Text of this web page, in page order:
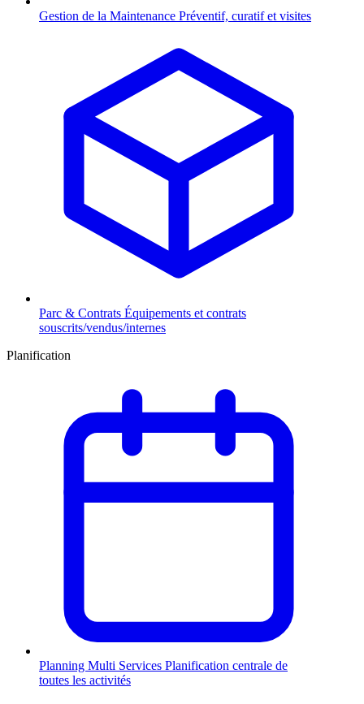
Gestion de la Maintenance Préventif, curatif et visites
Parc & Contrats Équipements et contrats
souscrits/vendus/internes
Planification
Planning Multi Services Planification centrale de
toutes les activités